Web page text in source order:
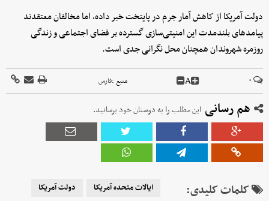
دولت آمریکا از کاهش آمار جرم در پایتخت خبر داده، اما مخالفان معتقدند
پیامدهای بلندمدت این امنیتی‌سازی گسترده بر فضای اجتماعی و زندگی
روزمره شهروندان همچنان محل نگرانی جدی است.
۰ A منبع :فارس
هم رسانی این مطلب را به دوستان خود برسانید.
کلمات کلیدی: ایالات متحده آمریکا
دولت آمریکا